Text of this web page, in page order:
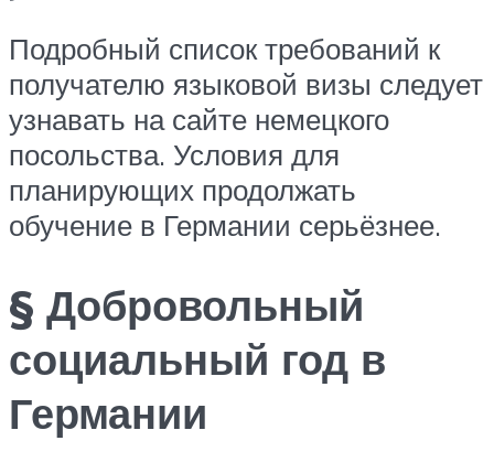
Подробный список требований к
получателю языковой визы следует
узнавать на сайте немецкого
посольства. Условия для
планирующих продолжать
обучение в Германии серьёзнее.
§ Добровольный
социальный год в
Германии